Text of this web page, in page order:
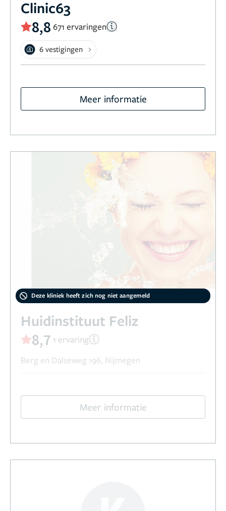
Clinic63
8,8 671 ervaringen
6 vestigingen
Meer informatie
Deze kliniek heeft zich nog niet aangemeld
Huidinstituut Feliz
8,7 1 ervaring
Berg en Dalseweg 196, Nijmegen
Meer informatie